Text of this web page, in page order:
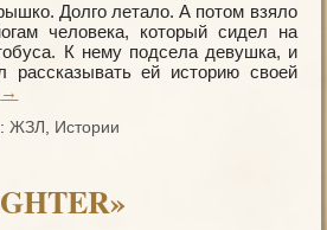
Долго летало. А потом взяло
человека, который сидел на
К нему подсела девушка, и
рассказывать ей историю своей
→
ЖЗЛ, Истории